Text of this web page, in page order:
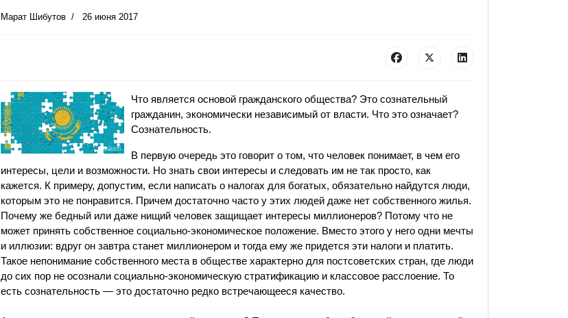
Марат Шибутов 26 июня 2017
Что является основой гражданского общества? Это сознательный
гражданин, экономически независимый от власти. Что это означает?
Сознательность.
В первую очередь это говорит о том, что человек понимает, в чем его
интересы, цели и возможности. Но знать свои интересы и следовать им не так просто, как
кажется. К примеру, допустим, если написать о налогах для богатых, обязательно найдутся люди,
которым это не понравится. Причем достаточно часто у этих людей даже нет собственного жилья.
Почему же бедный или даже нищий человек защищает интересы миллионеров? Потому что не
может принять собственное социально-экономическое положение. Вместо этого у него одни мечты
и иллюзии: вдруг он завтра станет миллионером и тогда ему же придется эти налоги и платить.
Такое непонимание собственного места в обществе характерно для постсоветских стран, где люди
до сих пор не осознали социально-экономическую стратификацию и классовое расслоение. То
есть сознательность — это достаточно редко встречающееся качество.